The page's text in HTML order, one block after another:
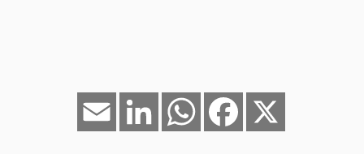
Facebook
WhatsApp
LinkedIn
Email